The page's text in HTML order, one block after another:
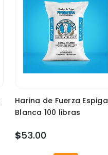
Harina de Fuerza Espiga
Blanca 100 libras
$53.00